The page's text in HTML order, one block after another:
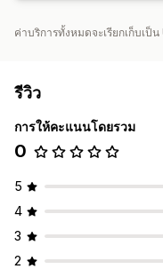
ค่าบริการทั้งหมดจะเรียกเก็บเป็น
รีวิว
การให้คะแนนโดยรวม
0
5
4
3
2